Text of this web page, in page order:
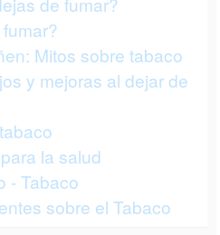
Mitos sobre tabaco
y mejoras al dejar de
la salud
- Tabaco
sobre el Tabaco